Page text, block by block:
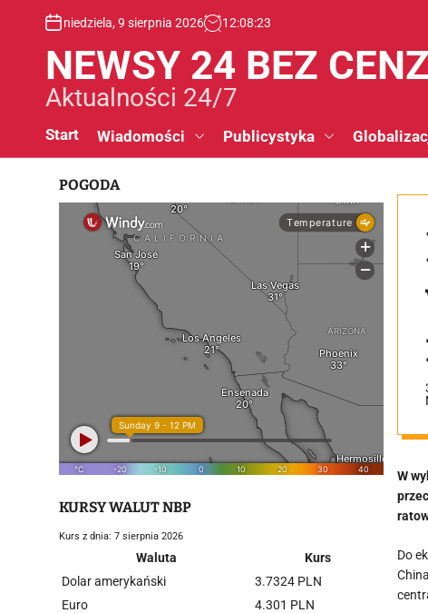
niedziela, 9 sierpnia 2026 12:08:24
NEWSY 24 BEZ
Aktualności 24/7
Start Wiadomości Publicystyka
W
Do
POGODA
KURSY WALUT NBP
Kurs z dnia: 7 sierpnia 2026
Waluta
Kurs
Dolar amerykański
3.7324 PLN
Euro
4.301 PLN